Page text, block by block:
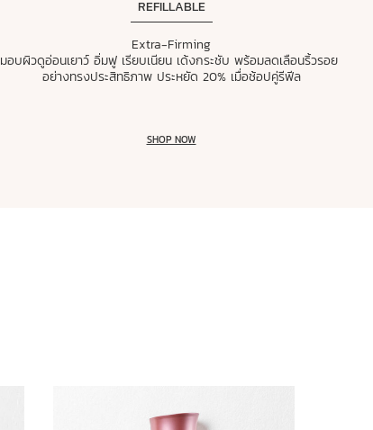
REFILLABLE
Extra-Firming
มอบผิวดูอ่อนเยาว์ อิ่มฟู เรียบเนียน เด้งกระชับ พร้อมลดเลือนริ้วรอย
อย่างทรงประสิทธิภาพ ประหยัด 20% เมื่อช้อปคู่รีฟีล
SHOP NOW